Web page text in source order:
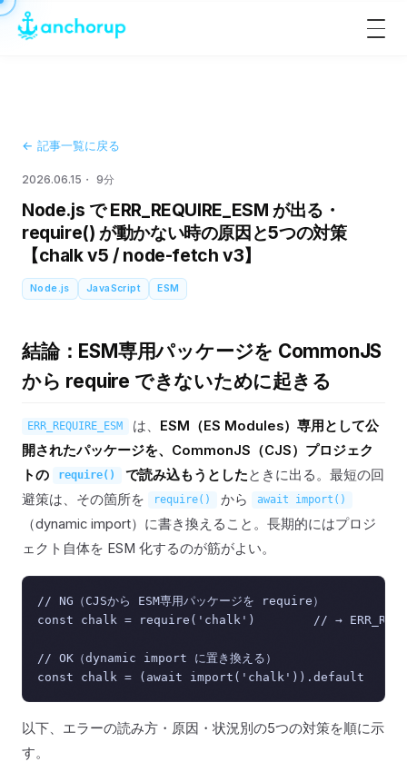
メ
← 記事一覧に戻る
2026.06.15 9分
Node.js で ERR_REQUIRE_ESM が出る・
require() が動かない時の原因と5つの対策
【chalk v5 / node-fetch v3】
Node.js JavaScript ESM
結論：ESM専用パッケージを CommonJS
から require できないために起きる
ERR_REQUIRE_ESM は、 ESM（ES Modules）専用として公
開されたパッケージを、CommonJS（CJS）プロジェク
トの
require() で読み込もうとしたときに出る。最短の回
避策は、その箇所を
require() から await import()
（dynamic import）に書き換えること。長期的にはプロジ
ェクト自体を ESM 化するのが筋がよい。
// NG（CJSから ESM専用パッケージを require）
const chalk = require('chalk')        // →
// OK（dynamic import に置き換える）
以下、エラーの読み方・原因・状況別の5つの対策を順に示
す。